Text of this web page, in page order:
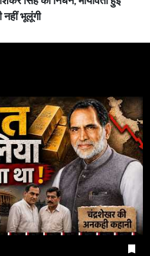
भूलूंगी